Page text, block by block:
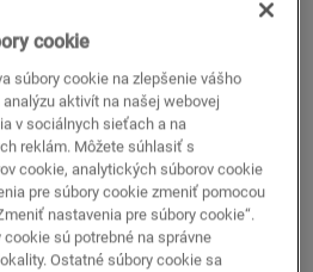
kúrením a chladením
budovy
(s DPH)
Dostupné v2 varianty/-ov
vo svojom okolí
cookie
súbory cookie na zlepšenie vášho
aktivít na našej webovej
v sociálnych sieťach a na
reklám. Môžete súhlasiť s
cookie, analytických súborov cookie
pre súbory cookie zmeniť pomocou
nastavenia pre súbory cookie“.
sú potrebné na správne
Ostatné súbory cookie sa